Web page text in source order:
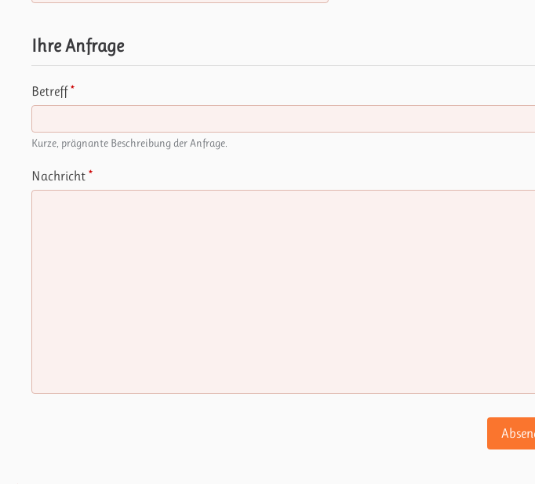
Ihre Anfrage
Betreff *
Kurze, prägnante Beschreibung der Anfrage.
Nachricht *